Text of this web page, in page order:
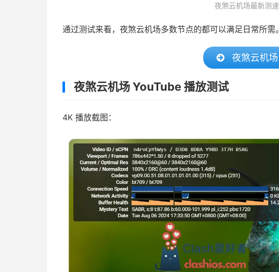
夜煞云机场最新测速
通过测试来看，夜煞云机场多数节点的都可以满足日常所需。
夜煞云机场
夜煞云机场 YouTube 播放测试
4K 播放截图：